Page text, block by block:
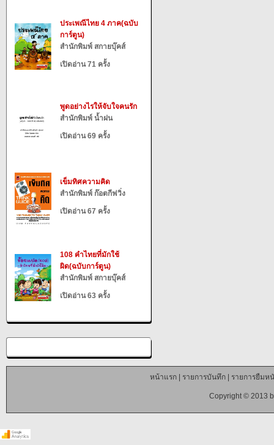
ประเพณีไทย 4 ภาค(ฉบับ
การ์ตูน)
สำนักพิมพ์ สกายบุ๊คส์
เปิดอ่าน 71 ครั้ง
พูดอย่างไรให้จับใจคนรัก
สำนักพิมพ์ น้ำฝน
เปิดอ่าน 69 ครั้ง
เข็มทิศความคิด
สำนักพิมพ์ ก๊อตกีฟวิ่ง
เปิดอ่าน 67 ครั้ง
108 คำไทยที่มักใช้
ผิด(ฉบับการ์ตูน)
สำนักพิมพ์ สกายบุ๊คส์
เปิดอ่าน 63 ครั้ง
หน้าแรก| รายการบันทึก| รายการยืมห
Copyright © 2013